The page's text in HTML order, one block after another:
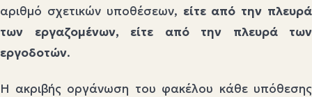
αριθμό σχετικών υποθέσεων, είτε από την πλευρά
των εργαζομένων, είτε από την πλευρά των
εργοδοτών.
Η ακριβής οργάνωση του φακέλου κάθε υπόθεσης